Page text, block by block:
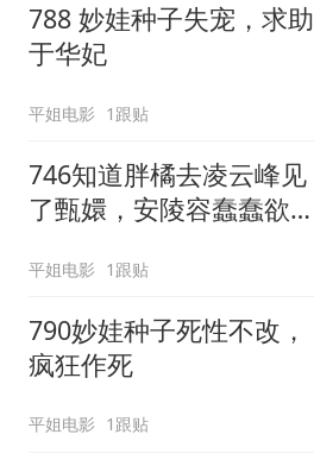
788 妙娃种子失宠，求助
于华妃
平姐电影 1跟贴
746知道胖橘去凌云峰见
了甄嬛，安陵容蠢蠢欲
什么好大问题好看计划 #
因为一个片段看了整部剧
#抖音二创激励计划
平姐电影 1跟贴
790妙娃种子死性不改，
疯狂作死
平姐电影 1跟贴